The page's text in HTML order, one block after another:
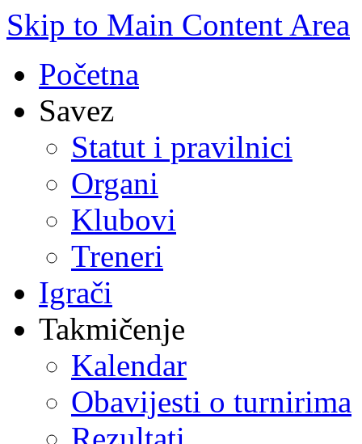
Skip to Main Content Area
Početna
Savez
Statut i pravilnici
Organi
Klubovi
Treneri
Igrači
Takmičenje
Kalendar
Obavijesti o turnirima